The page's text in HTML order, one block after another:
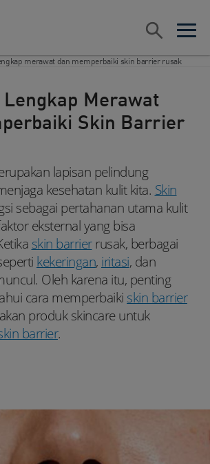
open
open
merawat dan memperbaiki skin barrier rusak
Merawat
Skin Barrier
lapisan pelindung
kesehatan kulit kita. Skin
sebagai pertahanan utama kulit
eksternal yang bisa
skin barrierrusak, berbagai
kekeringan, iritasi, dan
Oleh karena itu, penting
cara memperbaiki skin barrier
produk skincare untuk
barrier.